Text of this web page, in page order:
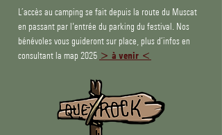
L’accès au camping se fait depuis la route du Muscat
en passant par l'entrée du parking du festival. Nos
bénévoles vous guideront sur place, plus d’infos en
consultant la map 2025 > à venir <